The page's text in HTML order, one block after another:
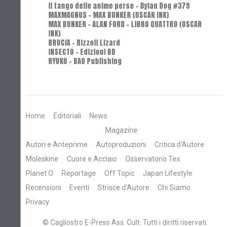
Il tango delle anime perse - Dylan Dog #379
MAXMAGNUS – MAX BUNKER (OSCAR INK)
MAX BUNKER – ALAN FORD – LIBRO QUATTRO (OSCAR
INK)
BRUCIA - Rizzoli Lizard
INSECTO - Edizioni BD
RYUKO - BAO Publishing
Home Editoriali
News
Magazine
Autori e Anteprime
Autoproduzioni
Critica d'Autore
Moleskine
Cuore e Acciaio
Osservatorio Tex
Planet O
Reportage Off Topic
Japan Lifestyle
Recensioni
Eventi Strisce d'Autore
Chi Siamo
Privacy
© Cagliostro E-Press Ass. Cult. Tutti i diritti riservati.